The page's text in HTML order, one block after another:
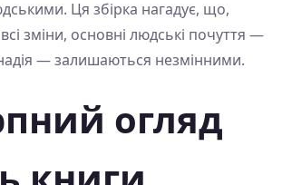
Ця збірка нагадує, що,
зміни, основні людські почуття —
— залишаються незмінними.
огляд